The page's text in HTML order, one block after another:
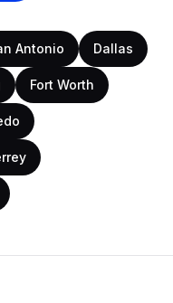
Antonio Dallas
Fort Worth